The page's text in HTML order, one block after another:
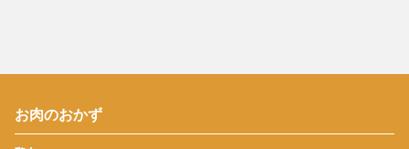
お肉のおかず